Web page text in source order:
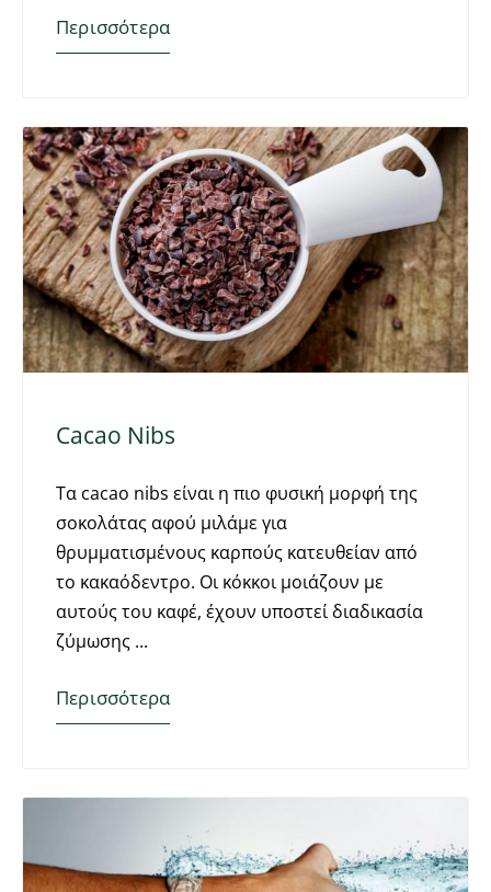
Περισσότερα
Cacao Nibs
Τα cacao nibs είναι η πιο φυσική μορφή της
σοκολάτας αφού μιλάμε για
θρυμματισμένους καρπούς κατευθείαν από
το κακαόδεντρο. Οι κόκκοι μοιάζουν με
αυτούς του καφέ, έχουν υποστεί διαδικασία
ζύμωσης
Περισσότερα